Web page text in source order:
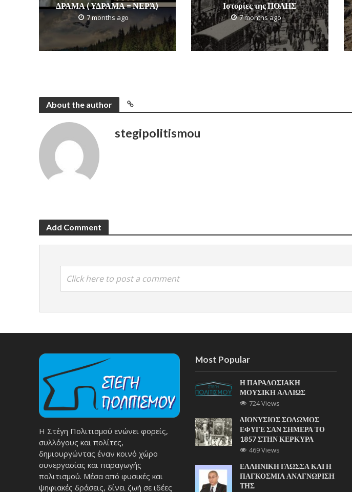
ΔΡΑΜΑ ( ΥΔΡΑΜΑ = ΝΕΡΆ)
7 months ago
Ιστορίες της ΠΟΛΗΣ
7 months ago
About the author
stegipolitismou
Add Comment
Click here to post a comment
Η Στέγη Πολιτισμού ενώνει φορείς,
συλλόγους και πολίτες,
δημιουργώντας έναν κοινό χώρο
συνεργασίας και παραγωγής
πολιτισμού. Μέσα από φυσικές και
ψηφιακές δράσεις, δίνει ζωή σε ιδέες
Most Popular
Η ΠΑΡΑΔΟΣΙΑΚΗ
ΜΟΥΣΙΚΗ ΑΛΛΙΩΣ
724 Views
ΔΙΟΝΥΣΙΟΣ ΣΟΛΩΜΟΣ
ΕΦΥΓΕ ΣΑΝ ΣΗΜΕΡΑ ΤΟ
1857 ΣΤΗΝ ΚΕΡΚΥΡΑ
469 Views
ΕΛΛΗΝΙΚΗ ΓΛΩΣΣΑ ΚΑΙ Η
ΠΑΓΚΟΣΜΙΑ ΑΝΑΓΝΩΡΙΣΗ
ΤΗΣ